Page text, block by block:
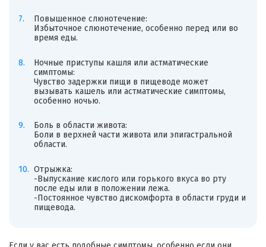
Повышенное слюнотечение:
Избыточное слюнотечение, особенно перед или во
время еды.
Ночные приступы кашля или астматические
симптомы:
Чувство задержки пищи в пищеводе может
вызывать кашель или астматические симптомы,
особенно ночью.
Боль в области живота:
Боли в верхней части живота или эпигастральной
области.
Отрыжка:
-Выпускание кислого или горького вкуса во рту
после еды или в положении лежа.
-Постоянное чувство дискомфорта в области груди и
пищевода.